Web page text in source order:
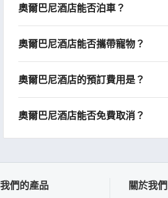
奧爾巴尼酒店能否泊車？
奧爾巴尼酒店能否攜帶寵物？
奧爾巴尼酒店的預訂費用是？
奧爾巴尼酒店能否免費取消？
我們的產品 關於我們